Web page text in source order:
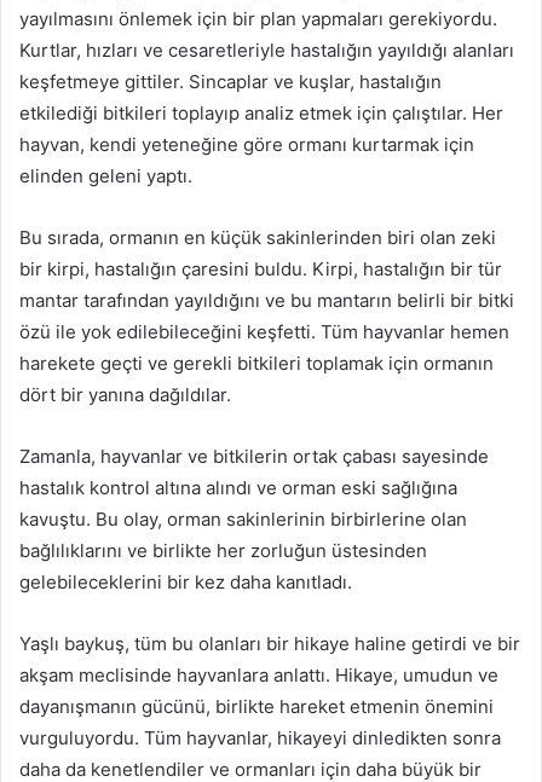
yayılmasını önlemek için bir plan yapmaları gerekiyordu.
Kurtlar, hızları ve cesaretleriyle hastalığın yayıldığı alanları
keşfetmeye gittiler. Sincaplar ve kuşlar, hastalığın
etkilediği bitkileri toplayıp analiz etmek için çalıştılar. Her
hayvan, kendi yeteneğine göre ormanı kurtarmak için
elinden geleni yaptı.
Bu sırada, ormanın en küçük sakinlerinden biri olan zeki
bir kirpi, hastalığın çaresini buldu. Kirpi, hastalığın bir tür
mantar tarafından yayıldığını ve bu mantarın belirli bir bitki
özü ile yok edilebileceğini keşfetti. Tüm hayvanlar hemen
harekete geçti ve gerekli bitkileri toplamak için ormanın
dört bir yanına dağıldılar.
Zamanla, hayvanlar ve bitkilerin ortak çabası sayesinde
hastalık kontrol altına alındı ve orman eski sağlığına
kavuştu. Bu olay, orman sakinlerinin birbirlerine olan
bağlılıklarını ve birlikte her zorluğun üstesinden
gelebileceklerini bir kez daha kanıtladı.
Yaşlı baykuş, tüm bu olanları bir hikaye haline getirdi ve bir
akşam meclisinde hayvanlara anlattı. Hikaye, umudun ve
dayanışmanın gücünü, birlikte hareket etmenin önemini
vurguluyordu. Tüm hayvanlar, hikayeyi dinledikten sonra
daha da kenetlendiler ve ormanları için daha büyük bir